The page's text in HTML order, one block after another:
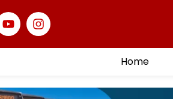
Home